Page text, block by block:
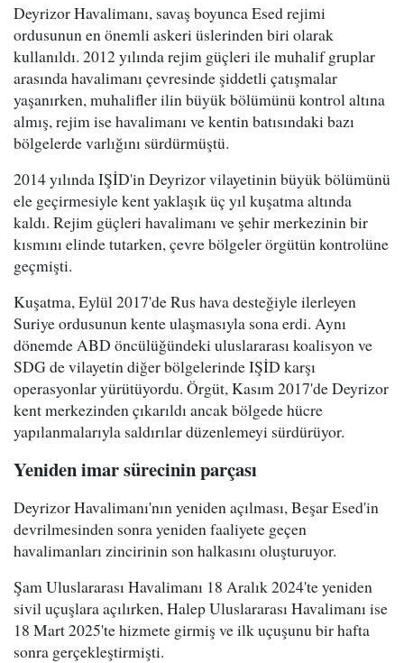
Deyrizor Havalimanı, savaş boyunca Esed rejimi
ordusunun en önemli askeri üslerinden biri olarak
kullanıldı. 2012 yılında rejim güçleri ile muhalif gruplar
arasında havalimanı çevresinde şiddetli çatışmalar
yaşanırken, muhalifler ilin büyük bölümünü kontrol altına
almış, rejim ise havalimanı ve kentin batısındaki bazı
bölgelerde varlığını sürdürmüştü.
2014 yılında IŞİD'in Deyrizor vilayetinin büyük bölümünü
ele geçirmesiyle kent yaklaşık üç yıl kuşatma altında
kaldı. Rejim güçleri havalimanı ve şehir merkezinin bir
kısmını elinde tutarken, çevre bölgeler örgütün kontrolüne
geçmişti.
Kuşatma, Eylül 2017'de Rus hava desteğiyle ilerleyen
Suriye ordusunun kente ulaşmasıyla sona erdi. Aynı
dönemde ABD öncülüğündeki uluslararası koalisyon ve
SDG de vilayetin diğer bölgelerinde IŞİD karşı
operasyonlar yürütüyordu. Örgüt, Kasım 2017'de Deyrizor
kent merkezinden çıkarıldı ancak bölgede hücre
yapılanmalarıyla saldırılar düzenlemeyi sürdürüyor.
Yeniden imar sürecinin parçası
Deyrizor Havalimanı'nın yeniden açılması, Beşar Esed'in
devrilmesinden sonra yeniden faaliyete geçen
havalimanları zincirinin son halkasını oluşturuyor.
Şam Uluslararası Havalimanı 18 Aralık 2024'te yeniden
sivil uçuşlara açılırken, Halep Uluslararası Havalimanı ise
18 Mart 2025'te hizmete girmiş ve ilk uçuşunu bir hafta
sonra gerçekleştirmişti.